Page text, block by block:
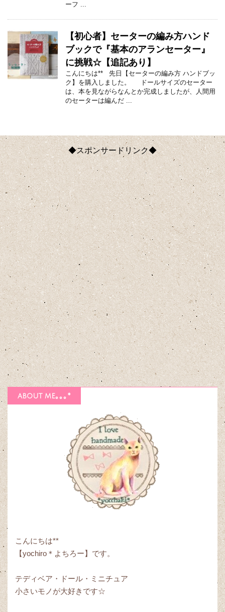
ーフ ...
【初心者】セーターの編み方ハンド
ブックで『基本のアランセーター』
に挑戦☆【追記あり】
こんにちは** 先日【セーターの編み方 ハンドブッ
ク】を購入しました。 ドールサイズのセーター
は、本を見ながらなんとか完成しましたが、人間用
のセーターは編んだ ...
◆スポンサードリンク◆
about me｡｡｡*
こんにちは**
【yochiro＊よちろー】です。
テディベア・ドール・ミニチュア
小さいモノが大好きです☆